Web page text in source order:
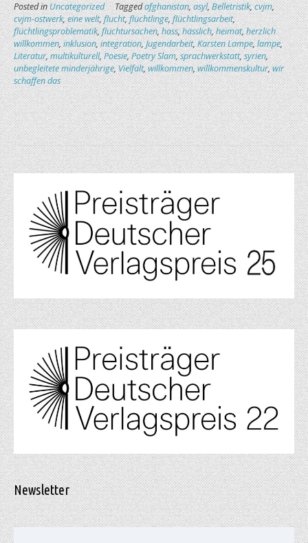
Posted inUncategorized Taggedafghanistan,asyl,Belletristik,cvjm,
cvjm-ostwerk,eine welt,flucht,flüchtlinge,flüchtlingsarbeit,
flüchtlingsproblematik,fluchtursachen,hass,hässlich,heimat,herzlich
willkommen,inklusion,integration,Jugendarbeit,Karsten Lampe,lampe,
Literatur,multikulturell,Poesie,Poetry Slam,sprachwerkstatt,syrien,
unbegleitete minderjährige,Vielfalt,willkommen,willkommenskultur,wir
schaffen das
Newsletter